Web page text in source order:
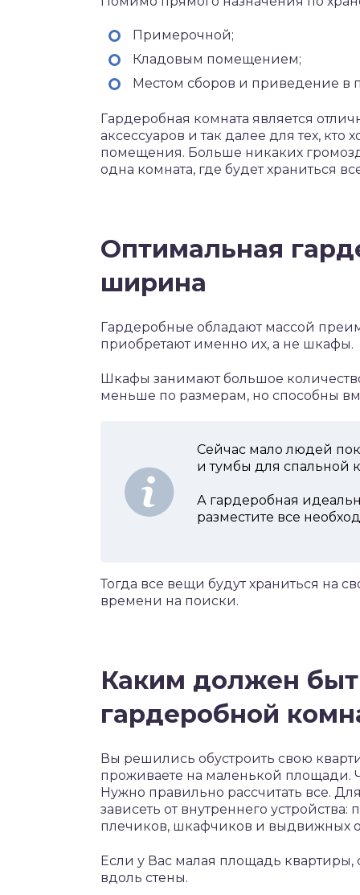
Примерочной;
Кладовым помещением;
Местом сборов и приведение в
Гардеробная комната является
аксессуаров и так далее для тех,
помещения. Больше никаких
одна комната, где будет храниться
Оптимальная
ширина
Гардеробные обладают массой
приобретают именно их, а не шкафы.
Шкафы занимают большое
меньше по размерам, но способны
Сейчас мало людей
и тумбы для спальной
А гардеробная
разместите все
Тогда все вещи будут храниться на
времени на поиски.
Каким должен
гардеробной
Вы решились обустроить свою
проживаете на маленькой площади.
Нужно правильно рассчитать все.
зависеть от внутреннего
плечиков, шкафчиков и выдвижных
Если у Вас малая площадь квартиры,
вдоль стены.